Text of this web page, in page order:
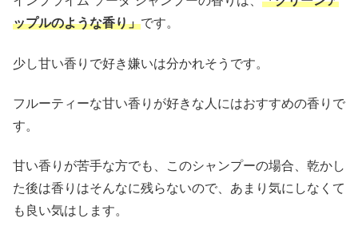
ップルのような香り」です。
少し甘い香りで好き嫌いは分かれそうです。
フルーティーな甘い香りが好きな人にはおすすめの香りで
す。
甘い香りが苦手な方でも、このシャンプーの場合、乾かし
た後は香りはそんなに残らないので、あまり気にしなくて
も良い気はします。